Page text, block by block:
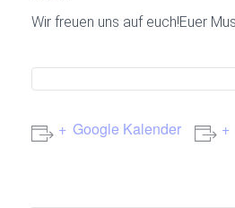
Wir freuen uns auf euch!Euer
Google Kalender